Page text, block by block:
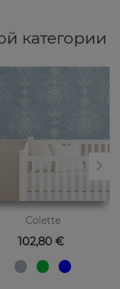
категории
Colette
Цена
102,80 €